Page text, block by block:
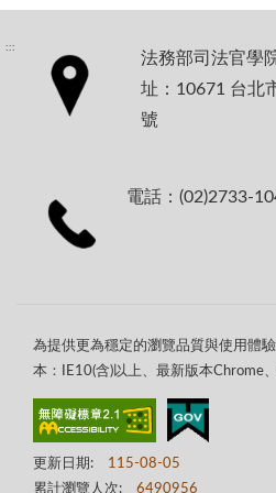
:::
法務部司法官學
址：10671 台北
號
電話：(02)2733-
為提供更為穩定的瀏覽品質與使用體
本：IE10(含)以上、最新版本Chrome
更新日期:
115-08-05
累計瀏覽人次:
6490956